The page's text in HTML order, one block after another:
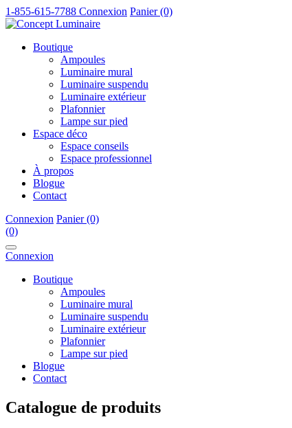
1-855-615-7788 Connexion Panier (0)
Boutique
Ampoules
Luminaire mural
Luminaire suspendu
Luminaire extérieur
Plafonnier
Lampe sur pied
Espace déco
Espace conseils
Espace professionnel
À propos
Blogue
Contact
Connexion Panier (0)
(0)
Connexion
Boutique
Ampoules
Luminaire mural
Luminaire suspendu
Luminaire extérieur
Plafonnier
Lampe sur pied
Blogue
Contact
Catalogue de produits